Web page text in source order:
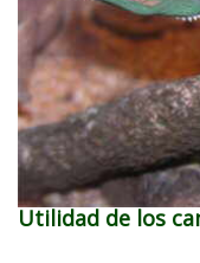
Utilidad de los